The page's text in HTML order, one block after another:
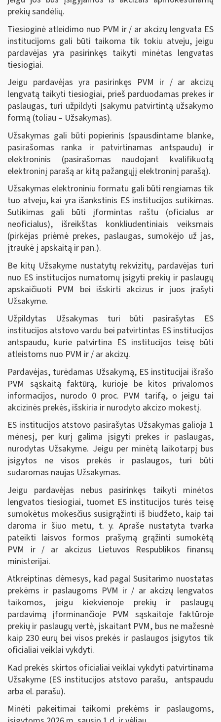
prekių sandėlių.
Tiesioginė atleidimo nuo PVM ir / ar akcizų lengvata ES
institucijoms gali būti taikoma tik tokiu atveju, jeigu
pardavėjas yra pasirinkęs taikyti minėtas lengvatas
tiesiogiai.
Jeigu pardavėjas yra pasirinkęs PVM ir / ar akcizų
lengvatą taikyti tiesiogiai, prieš parduodamas prekes ir
paslaugas, turi užpildyti Įsakymu patvirtintą užsakymo
formą (toliau – Užsakymas).
Užsakymas gali būti popierinis (spausdintame blanke,
pasirašomas ranka ir patvirtinamas antspaudu) ir
elektroninis (pasirašomas naudojant kvalifikuotą
elektroninį parašą ar kitą pažangųjį elektroninį parašą).
Užsakymas elektroniniu formatu gali būti rengiamas tik
tuo atveju, kai yra išankstinis ES institucijos sutikimas.
Sutikimas gali būti įformintas raštu (oficialus ar
neoficialus), išreikštas konkliudentiniais veiksmais
(pirkėjas priėmė prekes, paslaugas, sumokėjo už jas,
įtraukė į apskaitą ir pan.).
Be kitų Užsakyme nustatytų rekvizitų, pardavėjas turi
nuo ES institucijos numatomų įsigyti prekių ir paslaugų
apskaičiuoti PVM bei išskirti akcizus ir juos įrašyti
Užsakyme.
Užpildytas Užsakymas turi būti pasirašytas ES
institucijos atstovo vardu bei patvirtintas ES institucijos
antspaudu, kurie patvirtina ES institucijos teisę būti
atleistoms nuo PVM ir / ar akcizų.
Pardavėjas, turėdamas Užsakymą, ES institucijai išrašo
PVM sąskaitą faktūrą, kurioje be kitos privalomos
informacijos, nurodo 0 proc. PVM tarifą, o jeigu tai
akcizinės prekės, išskiria ir nurodyto akcizo mokestį.
ES institucijos atstovo pasirašytas Užsakymas galioja 1
mėnesį, per kurį galima įsigyti prekes ir paslaugas,
nurodytas Užsakyme. Jeigu per minėtą laikotarpį bus
įsigytos ne visos prekės ir paslaugos, turi būti
sudaromas naujas Užsakymas.
Jeigu pardavėjas nebus pasirinkęs taikyti minėtos
lengvatos tiesiogiai, tuomet ES institucijos turės teisę
sumokėtus mokesčius susigrąžinti iš biudžeto, kaip tai
daroma ir šiuo metu, t. y. Apraše nustatyta tvarka
pateikti laisvos formos prašymą grąžinti sumokėtą
PVM ir / ar akcizus Lietuvos Respublikos finansų
ministerijai.
Atkreiptinas dėmesys, kad pagal Susitarimo nuostatas
prekėms ir paslaugoms PVM ir / ar akcizų lengvatos
taikomos, jeigu kiekvienoje prekių ir paslaugų
pardavimą įforminančioje PVM sąskaitoje faktūroje
prekių ir paslaugų vertė, įskaitant PVM, bus ne mažesnė
kaip 230 eurų bei visos prekės ir paslaugos įsigytos tik
oficialiai veiklai vykdyti.
Kad prekės skirtos oficialiai veiklai vykdyti patvirtinama
Užsakyme (ES institucijos atstovo parašu, antspaudu
arba el. parašu).
Minėti pakeitimai taikomi prekėms ir paslaugoms,